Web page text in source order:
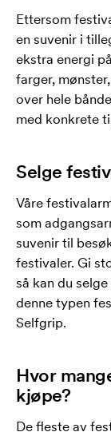
Ettersom
en suvenir i
ekstra energi
farger,
over hele
med konkrete
Selge
Våre
som
suvenir til
festivaler. Gi
så kan du
denne typen
Selfgrip.
Hvor
kjøpe?
De fleste av